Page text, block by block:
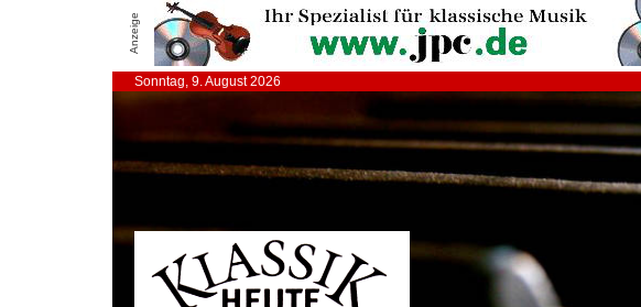
Anzeige
Sonntag, 9. August 2026